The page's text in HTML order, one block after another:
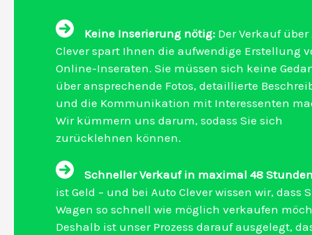
Keine Inserierung nötig: Der Verkauf über
Clever spart Ihnen die aufwendige Erstellung
Online-Inseraten. Sie müssen sich keine
über ansprechende Fotos, detaillierte
und die Kommunikation mit Interessenten
Wir kümmern uns darum, sodass Sie sich
zurücklehnen können.
Schneller Verkauf in maximal 48
ist Geld – und bei Auto Clever wissen wir, dass
Wagen so schnell wie möglich verkaufen
Deshalb ist unser Prozess darauf ausgelegt,